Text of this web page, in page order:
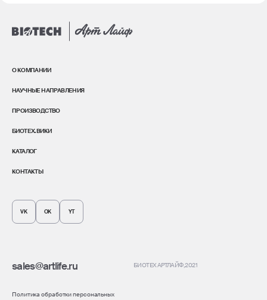
О КОМПАНИИ
НАУЧНЫЕ НАПРАВЛЕНИЯ
ПРОИЗВОДСТВО
БИОТЕХ.ВИКИ
КАТАЛОГ
КОНТАКТЫ
VK OK YT
sales@artlife.ru
Политика обработки персональных
БИОТЕХ АРТЛАЙФ, 2021